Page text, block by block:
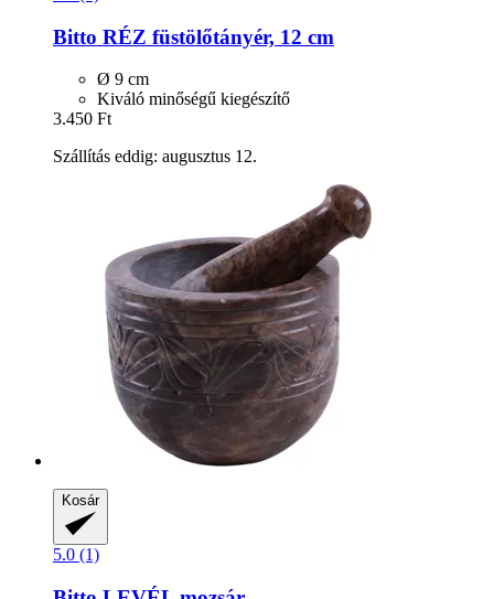
Bitto RÉZ füstölőtányér, 12 cm
Ø 9 cm
Kiváló minőségű kiegészítő
3.450 Ft
Szállítás eddig: augusztus 12.
Kosár
5.0 (1)